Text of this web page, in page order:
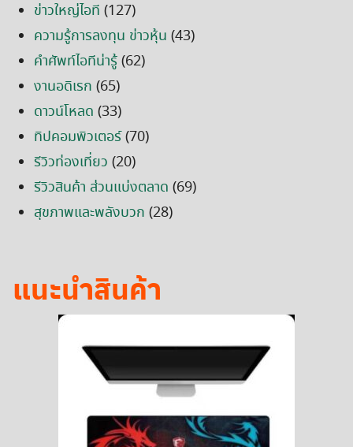
ข่าวใหญ่ไอที (127)
ความรู้การลงทุน ข่าวหุ้น (43)
คำศัพท์ไอทีน่ารู้(62)
งานอดิเรก (65)
ดาวน์โหลด (33)
ทิปคอมพิวเตอร์(70)
รีวิวท่องเที่ยว (20)
รีวิวสินค้า ส่วนแบ่งตลาด (69)
สุขภาพและพลังบวก (28)
แนะนำสินค้า